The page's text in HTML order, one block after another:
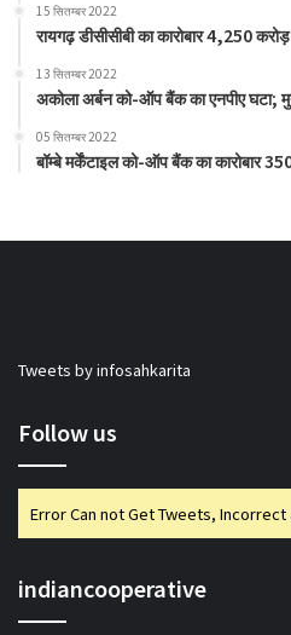
15 सितम्बर 2022
रायगढ़ डीसीसीबी का कारोबार 4,250
13 सितम्बर 2022
अकोला अर्बन को-ऑप बैंक का एनपीए घटा;
05 सितम्बर 2022
बॉम्बे मर्केंटाइल को-ऑप बैंक का कारोबार
Tweets by infosahkarita
Follow us
Error Can not Get Tweets,
indiancooperative